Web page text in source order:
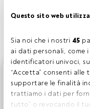
Questo sito web
Sia noi che i nostri 45
ai dati personali, come
identificatori univoci,
“Accetta” consenti
supportare le finalità
trattiamo i dati per
tutto” o revocando il
Condividi:
Questo è un articolo
sei già registrato,
hai ancora un account,
tutti i contenuti che